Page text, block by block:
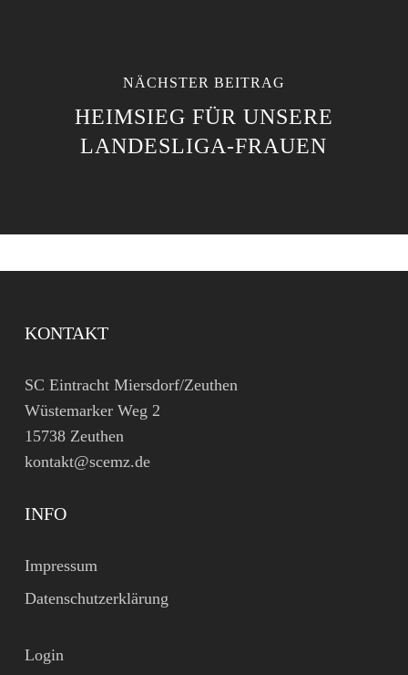
NÄCHSTER BEITRAG
HEIMSIEG FÜR UNSERE
LANDESLIGA-FRAUEN
KONTAKT
SC Eintracht Miersdorf/Zeuthen
Wüstemarker Weg 2
15738 Zeuthen
kontakt@scemz.de
INFO
Impressum
Datenschutzerklärung
Login